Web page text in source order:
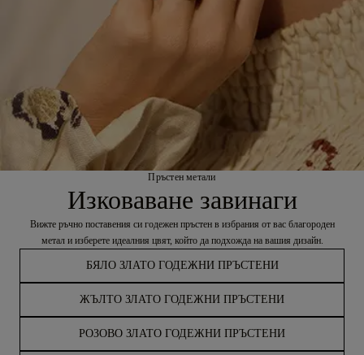
Пръстен метали
Изковаване завинаги
Вижте ръчно поставения си годежен пръстен в избрания от вас благороден
метал и изберете идеалния цвят, който да подхожда на вашия дизайн.
БЯЛО ЗЛАТО ГОДЕЖНИ ПРЪСТЕНИ
ЖЪЛТО ЗЛАТО ГОДЕЖНИ ПРЪСТЕНИ
РОЗОВО ЗЛАТО ГОДЕЖНИ ПРЪСТЕНИ